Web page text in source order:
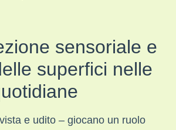
sensoriale e
superfici nelle
e udito – giocano un ruolo